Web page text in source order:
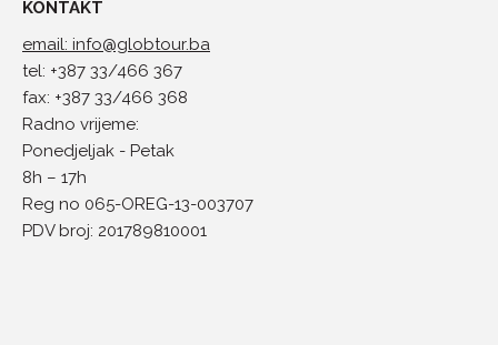
KONTAKT
email: info@globtour.ba
tel: +387 33/466 367
fax: +387 33/466 368
Radno vrijeme:
Ponedjeljak - Petak
8h – 17h
Reg no 065-OREG-13-003707
PDV broj: 201789810001